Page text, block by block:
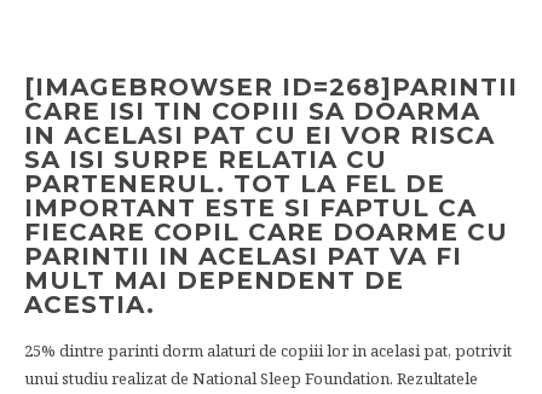
[IMAGEBROWSER ID=268]PARINTII
CARE ISI TIN COPIII SA DOARMA
IN ACELASI PAT CU EI VOR RISCA
SA ISI SURPE RELATIA CU
PARTENERUL. TOT LA FEL DE
IMPORTANT ESTE SI FAPTUL CA
FIECARE COPIL CARE DOARME CU
PARINTII IN ACELASI PAT VA FI
MULT MAI DEPENDENT DE
ACESTIA.
25% dintre parinti dorm alaturi de copiii lor in acelasi pat, potrivit
unui studiu realizat de National Sleep Foundation. Rezultatele